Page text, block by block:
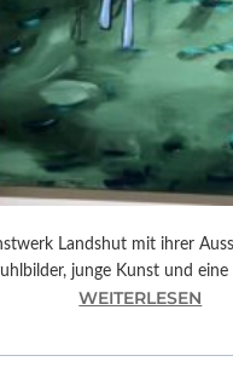
M
O
D
Ó
V
A
R
S
E
U
E
F
Landshut mit ihrer
junge Kunst und
WEITERLESEN
I